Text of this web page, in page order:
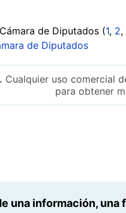
de Diputados (1, 2,
de Diputados
Cualquier uso comercial
para obtener
una información, una